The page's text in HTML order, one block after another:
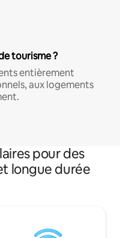
tourisme ?
entièrement
aux logements
pour des
longue durée